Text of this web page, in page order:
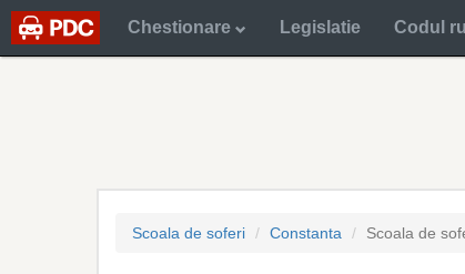
Chestionare Legislatie Codul
Scoala de soferi Constanta Scoala de